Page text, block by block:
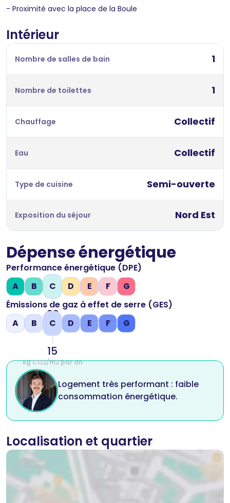
- Proximité avec la place de la Boule
Intérieur
Nombre de salles de bain 1
Nombre de toilettes 1
Chauffage Collectif
Eau Collectif
Type de cuisine Semi-ouverte
Exposition du séjour Nord Est
Dépense énergétique
Performance énergétique (DPE)
A
B C
92
kWh/m2 par an
D E F
G
Émissions de gaz à effet de serre (GES)
A
B C
15
kg CO2/m2 par an
D E F G
Logement très performant : faible
consommation énergétique.
Localisation et quartier